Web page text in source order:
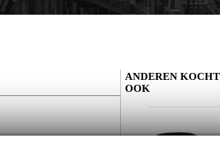
ANDEREN
OOK